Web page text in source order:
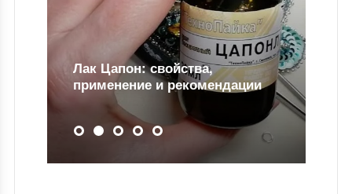
Лак Цапон: свойства,
применение и рекомендации